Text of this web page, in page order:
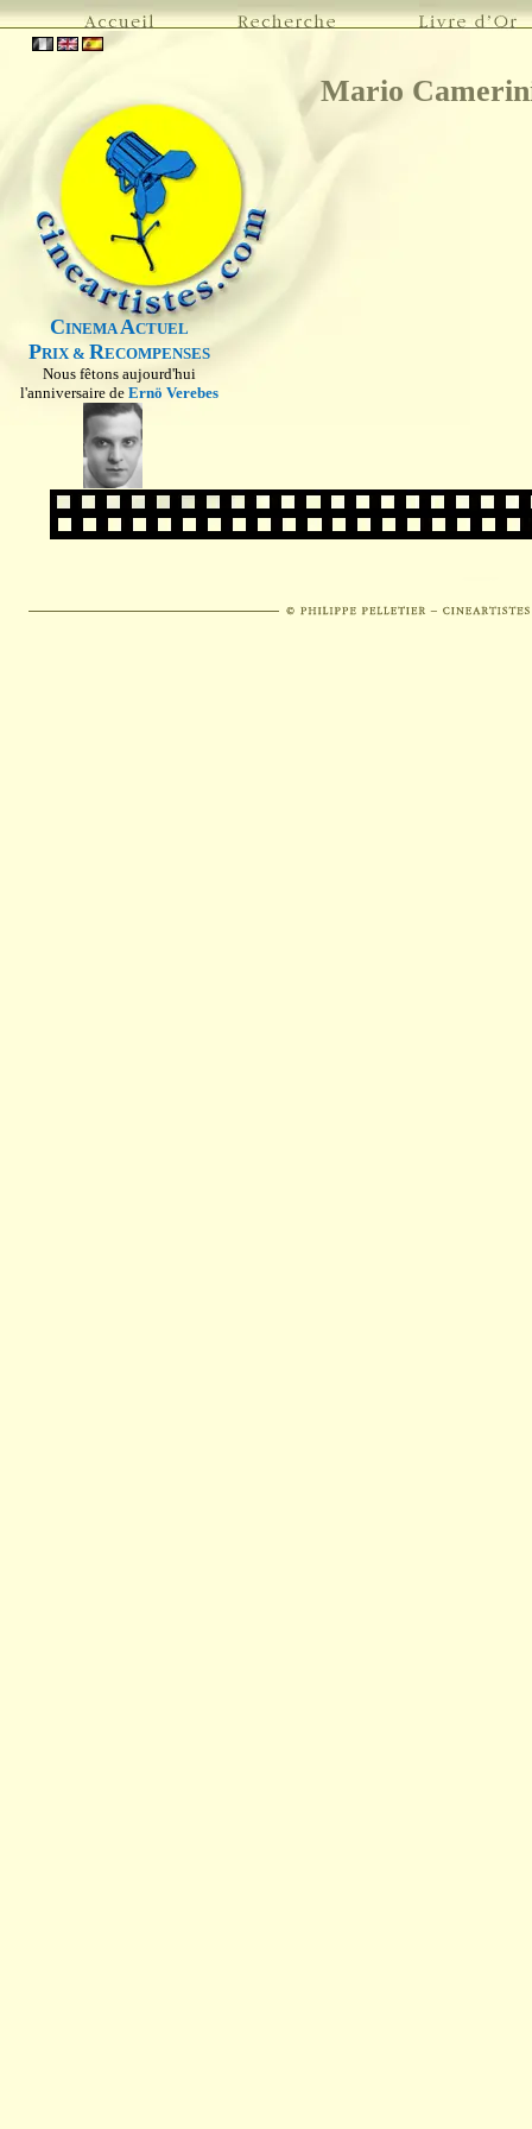
CINEMAACTUEL
PRIX & RECOMPENSES
Nous fêtons aujourd'hui
l'anniversaire de Ernö Verebes
Mario